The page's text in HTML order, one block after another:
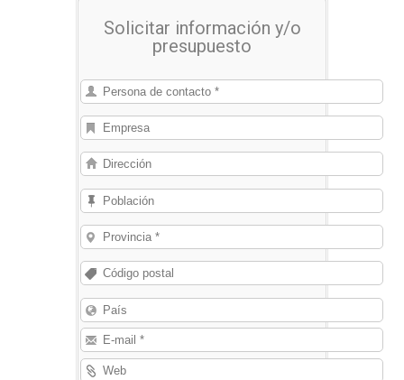
robustas.
Solicitar información y/o
presupuesto